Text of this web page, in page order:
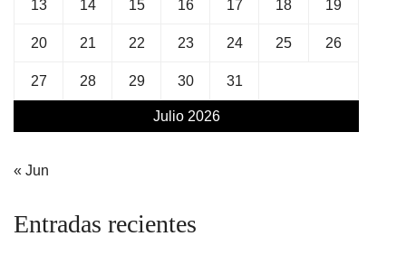
Julio 2026
13 14 15 16 17 18 19
20 21 22 23 24 25 26
27 28 29 30 31
« Jun
Entradas recientes